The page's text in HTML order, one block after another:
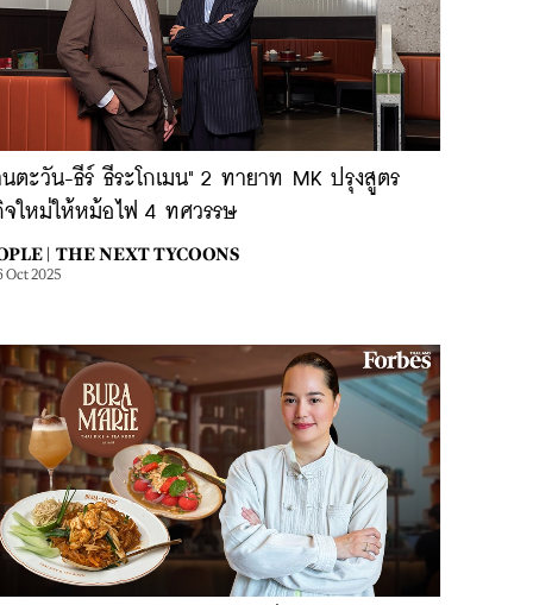
ตะวัน-ธีร์ ธีระโกเมน" 2 ทายาท MK ปรุงสูตร
จใหม่ให้หม้อไฟ 4 ทศวรรษ
| THE NEXT TYCOONS
Oct 2025